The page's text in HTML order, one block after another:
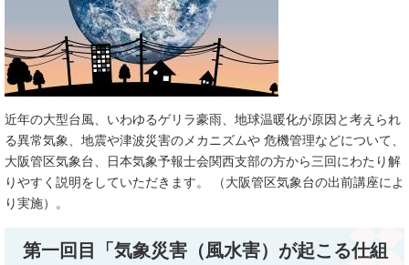
近年の大型台風、いわゆるゲリラ豪雨、地球温暖化が原因と考えられ
る異常気象、地震や津波災害のメカニズムや 危機管理などについて、
大阪管区気象台、日本気象予報士会関西支部の方から三回にわたり解
りやすく説明をしていただきます。 （大阪管区気象台の出前講座によ
り実施）。
第一回目「気象災害（風水害）が起こる仕組